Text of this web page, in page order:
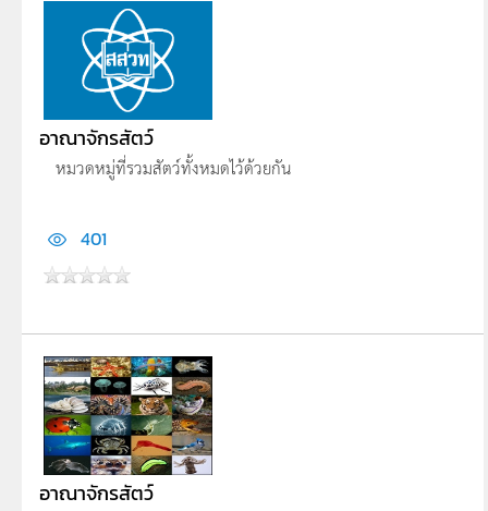
อาณาจักรสัตว์
หมวดหมู่ที่รวมสัตว์ทั้งหมดไว้ด้วยกัน
401
อาณาจักรสัตว์